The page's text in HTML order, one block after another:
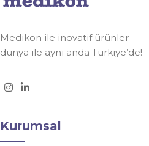
Medikon ile inovatif ürünler
dünya ile aynı anda Türkiye’de!
Kurumsal